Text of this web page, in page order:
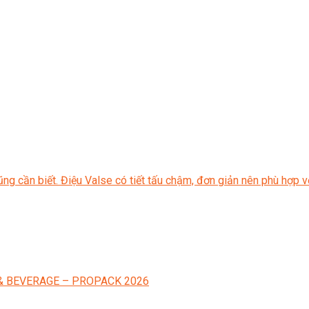
cần biết. Điệu Valse có tiết tấu chậm, đơn giản nên phù hợp
– PROPACK 2026